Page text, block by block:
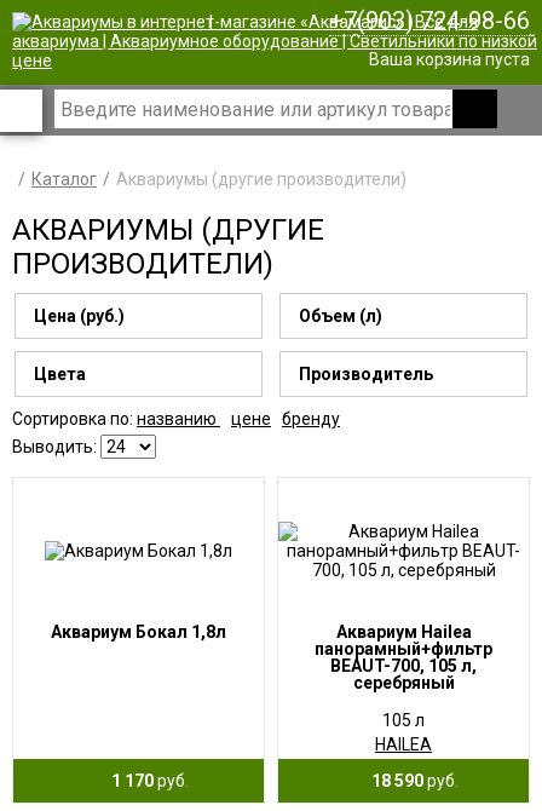
| +7(903) 724-98-66
Ваша корзина пуста
Каталог Аквариумы (другие производители)
АКВАРИУМЫ (ДРУГИЕ
ПРОИЗВОДИТЕЛИ)
Цена (руб.) Объем (л)
Цвета Производитель
Сортировка по: названию цене
бренду
Выводить:
Аквариум Бокал 1,8л
1 170руб.
Аквариум Hailea
панорамный+фильтр
BEAUT-700, 105 л,
серебряный
105 л
HAILEA
18 590руб.